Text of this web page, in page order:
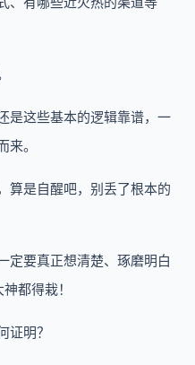
是这些基本的逻辑靠谱，一
。
算是自醒吧，别丢了根本的
定要真正想清楚、琢磨明白
都得栽！
证明？